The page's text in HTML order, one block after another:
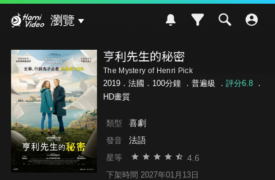
瀏覽
亨利先生的秘密
The Mystery of Henri Pick
2019．法國．100分鐘 ． 普遍級 ． 評分6.8．
HD畫質
類型 喜劇
發音 法語
星等 4.6
下架時間 2027年01月13日